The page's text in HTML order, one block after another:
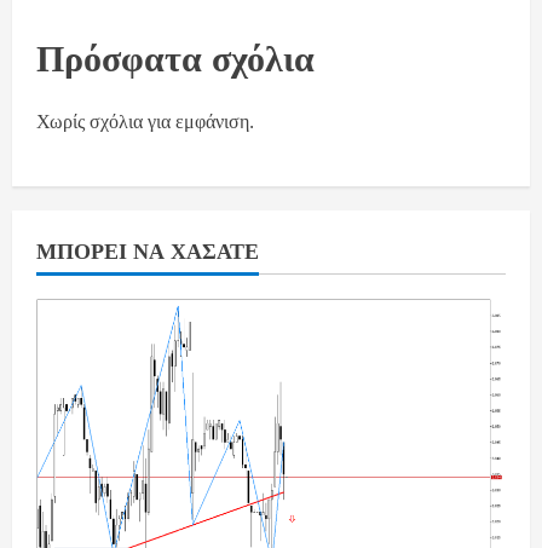
Πρόσφατα σχόλια
Χωρίς σχόλια για εμφάνιση.
ΜΠΟΡΕΊ ΝΑ ΧΆΣΑΤΕ